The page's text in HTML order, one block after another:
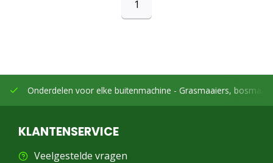
1
Onderdelen voor elke buitenmachine - Grasmaaiers,
KLANTENSERVICE
Veelgestelde vragen